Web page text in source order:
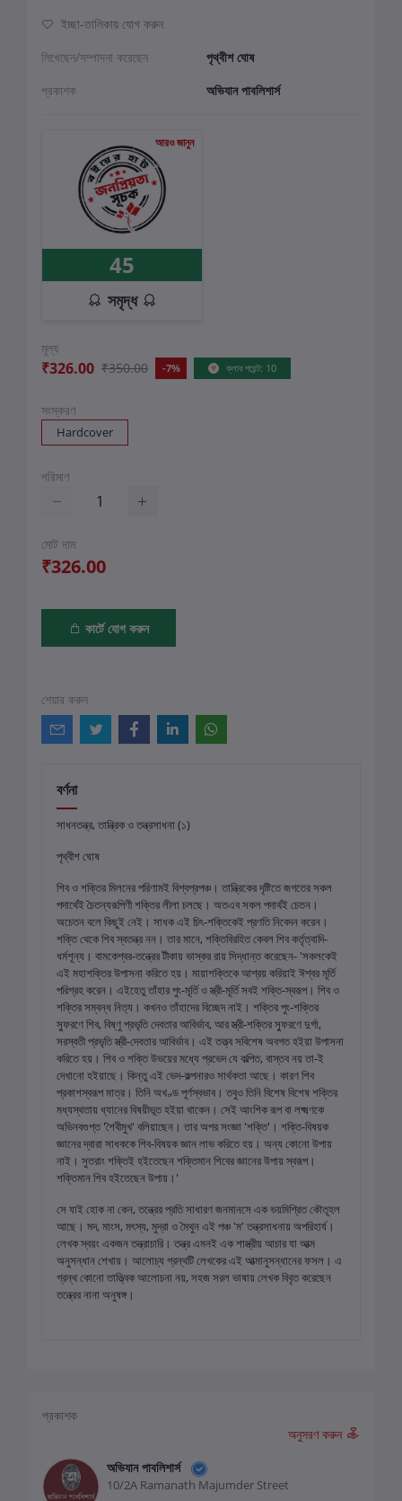
ইচ্ছা-তালিকায় যোগ করুন
লিখেছেন/সম্পাদনা করেছেন
পৃথ্বীশ ঘোষ
প্রকাশক
অভিযান পাবলিশার্স
আরও জানুন
45
সমৃদ্ধ
মূল্য
₹326.00 ₹350.00 -7% ক্লাব পয়েন্ট: 10
সংস্করণ
Hardcover
পরিমাণ
মোট দাম
₹326.00
কার্টে যোগ করুন
শেয়ার করুন
বর্ণনা
সাধনতন্ত্র, তান্ত্রিক ও তন্ত্রসাধনা (১)
পৃথ্বীশ ঘোষ
শিব ও শক্তির মিলনের পরিণামই বিশ্বপ্রপঞ্চ। তান্ত্রিকের দৃষ্টিতে জগতের সকল
পদার্থেই চৈতন্যরূপিণী শক্তির লীলা চলছে। অতএব সকল পদার্থই চেতন।
অচেতন বলে কিছুই নেই। সাধক এই চিৎ-শক্তিকেই প্রণতি নিবেদন করেন।
শক্তি থেকে শিব স্বতন্ত্র নন। তার মানে, শক্তিবিরহিত কেবল শিব কর্তৃত্বাদি-
ধর্মশূন্য। বামকেশ্বর-তন্ত্রের টীকায় ভাস্কর রায় সিদ্ধান্ত করেছেন- 'সকলকেই
এই মহাশক্তির উপাসনা করিতে হয়। মায়াশক্তিকে আশ্রয় করিয়াই ঈশ্বর মূর্তি
পরিগ্রহ করেন। এইহেতু তাঁহার পুং-মূর্তি ও স্ত্রী-মূর্তি সবই শক্তি-স্বরূপ। শিব ও
শক্তির সম্বন্ধ নিত্য। কখনও তাঁহাদের বিচ্ছেদ নাই। শক্তির পুং-শক্তির
স্ফুরণে শিব, বিষ্ণু প্রভৃতি দেবতার আবির্ভাব, আর স্ত্রী-শক্তির স্ফুরণে দুর্গা,
সরস্বতী প্রভৃতি স্ত্রী-দেবতার আবির্ভাব। এই তত্ত্ব সবিশেষ অবগত হইয়া উপাসনা
করিতে হয়। শিব ও শক্তি উভয়ের মধ্যে প্রভেদ যে কল্পিত, বাস্তব নয় তা-ই
দেখানো হইয়াছে। কিন্তু এই ভেদ-কল্পনারও সার্থকতা আছে। কারণ শিব
প্রকাশস্বরূপ মাত্র। তিনি অখণ্ড পূর্ণস্বভাব। তবুও তিনি বিশেষ বিশেষ শক্তির
মধ্যস্থতায় ধ্যানের বিষয়ীভূত হইয়া থাকেন। সেই আংশিক রূপ বা লক্ষ্মণকে
অভিনবগুপ্ত 'শৈবীমুখ' বলিয়াছেন। তার অপর সংজ্ঞা 'শক্তি'। শক্তি-বিষয়ক
জ্ঞানের দ্বারা সাধককে শিব-বিষয়ক জ্ঞান লাভ করিতে হয়। অন্য কোনো উপায়
নাই। সুতরাং শক্তিই হইতেছেন শক্তিমান শিবের জ্ঞানের উপায় স্বরূপ।
শক্তিমান শিব হইতেছেন উপায়।'
সে যাই হোক না কেন, তন্ত্রের প্রতি সাধারণ জনমানসে এক ভয়মিশ্রিত কৌতূহল
আছে। মদ, মাংস, মৎস্য, মুদ্রা ও মৈথুন এই পঞ্চ 'ম' তন্ত্রসাধনায় অপরিহার্য।
লেখক স্বয়ং একজন তন্ত্রাচারি। তন্ত্র এমনই এক শাস্ত্রীয় আচার যা আত্ম
অনুসন্ধান শেখায়। আলোচ্য গ্রন্থটি লেখকের এই আত্মানুসন্ধানের ফসল। এ
গ্রন্থ কোনো তাত্ত্বিক আলোচনা নয়, সহজ সরল ভাষায় লেখক বিবৃত করেছেন
তন্ত্রের নানা অনুষঙ্গ।
প্রকাশক
অনুসরণ করুন
অভিযান পাবলিশার্স
10/2A Ramanath Majumder Street